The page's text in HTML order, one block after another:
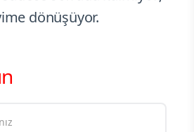
dönüşüyor.